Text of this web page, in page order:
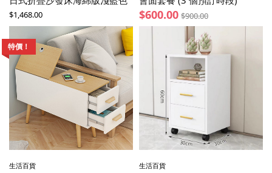
$1,468.00 $600.00 $900.00
特價！
生活百貨 生活百貨